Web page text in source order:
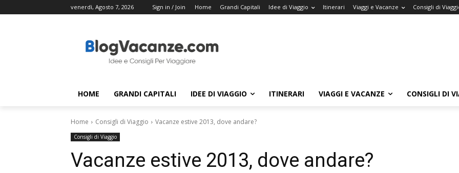
venerdì, Agosto 7, 2026 Sign in / Join Home Grandi Capitali Idee di Viaggio Itinerari Viaggi e Vacanze Consigli di
HOME GRANDI CAPITALI IDEE DI VIAGGIO ITINERARI VIAGGI E VACANZE CONSIGLI DI
Home Consigli di Viaggio Vacanze estive 2013, dove andare?
Consigli di Viaggio
Vacanze estive 2013, dove andare?